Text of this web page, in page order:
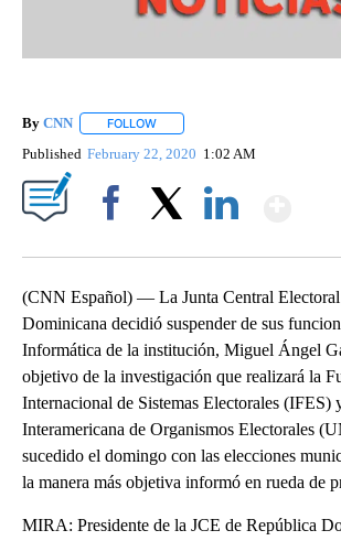
By CNN FOLLOW
Published February 22, 2020 1:02 AM
(CNN Español) — La Junta Central Electoral
Dominicana decidió suspender de sus
Informática de la institución, Miguel Ángel
objetivo de la investigación que realizará la
Internacional de Sistemas Electorales (IFES)
Interamericana de Organismos Electorales
sucedido el domingo con las elecciones
la manera más objetiva informó en rueda de
MIRA: Presidente de la JCE de República